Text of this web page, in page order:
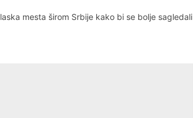
mesta širom Srbije kako bi se bolje sagledali